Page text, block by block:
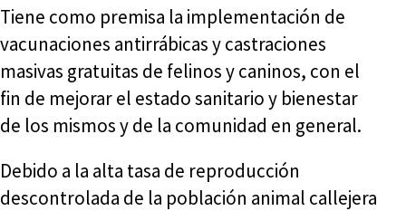
Tiene como premisa la implementación de
vacunaciones antirrábicas y castraciones
masivas gratuitas de felinos y caninos, con el
fin de mejorar el estado sanitario y bienestar
de los mismos y de la comunidad en general.
Debido a la alta tasa de reproducción
descontrolada de la población animal callejera